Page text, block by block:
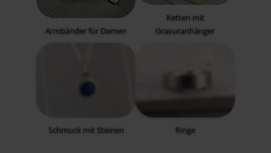
Armbänder für Damen
Ketten mit
Gravuranhänger
Schmuck mit Steinen Ringe